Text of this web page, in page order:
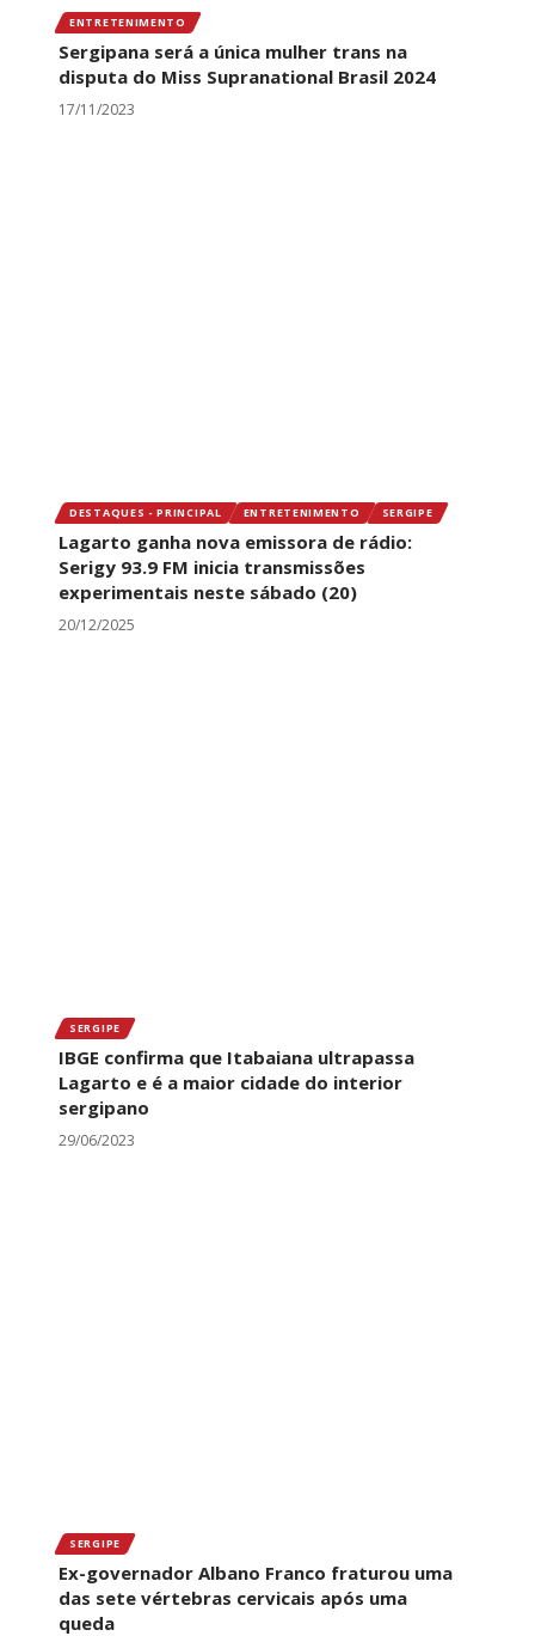
ENTRETENIMENTO
Sergipana será a única mulher trans na
disputa do Miss Supranational Brasil 2024
17/11/2023
DESTAQUES - PRINCIPAL ENTRETENIMENTO SERGIPE
Lagarto ganha nova emissora de rádio:
Serigy 93.9 FM inicia transmissões
experimentais neste sábado (20)
20/12/2025
SERGIPE
IBGE confirma que Itabaiana ultrapassa
Lagarto e é a maior cidade do interior
sergipano
29/06/2023
SERGIPE
Ex-governador Albano Franco fraturou uma
das sete vértebras cervicais após uma
queda